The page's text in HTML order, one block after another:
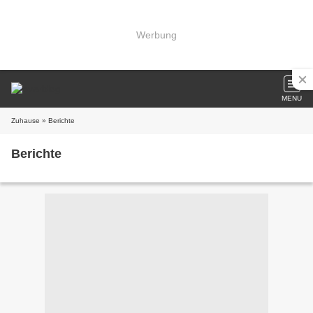
Werbung
MENU
Zuhause » Berichte
Berichte